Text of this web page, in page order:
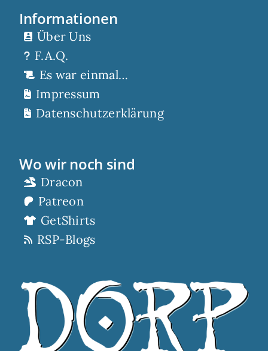
Informationen
Über Uns
F.A.Q.
Es war einmal…
Impressum
Datenschutzerklärung
Wo wir noch sind
Dracon
Patreon
GetShirts
RSP-Blogs